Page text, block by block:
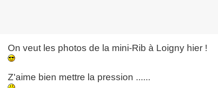
On veut les photos de la mini-Rib à Loigny hier !
Z'aime bien mettre la pression ......